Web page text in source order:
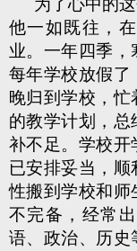
为了心中的
他一如既往，
业。一年四季，
每年学校放假了
晚归到学校，
的教学计划，
补不足。学校开
已安排妥当，
性搬到学校和师
不完备，经常
语、政治、历史